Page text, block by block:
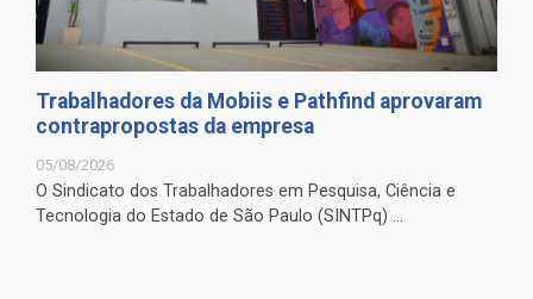
Trabalhadores da Mobiis e Pathfind aprovaram
contrapropostas da empresa
05/08/2026
O Sindicato dos Trabalhadores em Pesquisa, Ciência e
Tecnologia do Estado de São Paulo (SINTPq) ...